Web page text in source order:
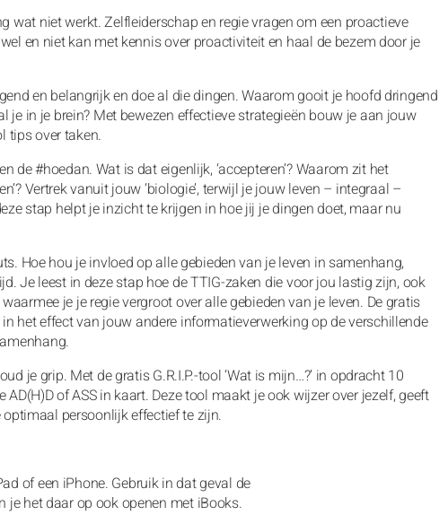
wat niet werkt. Zelfleiderschap en regie vragen om een proactieve
en niet kan met kennis over proactiviteit en haal de bezem door je
en belangrijk en doe al die dingen. Waarom gooit je hoofd dringend
je in je brein? Met bewezen effectieve strategieën bouw je aan jouw
tips over taken.
de #hoedan. Wat is dat eigenlijk, ‘accepteren’? Waarom zit het
Vertrek vanuit jouw ‘biologie’, terwijl je jouw leven – integraal –
stap helpt je inzicht te krijgen in hoe jij je dingen doet, maar nu
Hoe hou je invloed op alle gebieden van je leven in samenhang,
Je leest in deze stap hoe de TTIG-zaken die voor jou lastig zijn, ook
je je regie vergroot over alle gebieden van je leven. De gratis
het effect van jouw andere informatieverwerking op de verschillende
je grip. Met de gratis G.R.I.P.-tool ‘Wat is mijn…?’ in opdracht 10
of ASS in kaart. Deze tool maakt je ook wijzer over jezelf, geeft
persoonlijk effectief te zijn.
of een iPhone. Gebruik in dat geval de
je het daar op ook openen met iBooks.